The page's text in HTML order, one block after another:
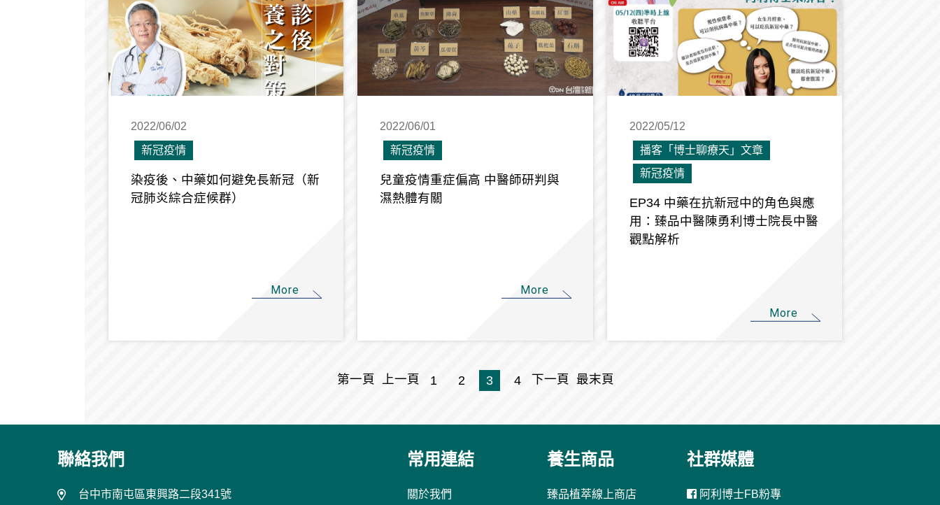
2022/06/02
新冠疫情
染疫後、中藥如何避免長新冠（新
冠肺炎綜合症候群）
More
2022/06/01
新冠疫情
兒童疫情重症偏高 中醫師研判與
濕熱體有關
More
2022/05/12
播客「博士聊療天」文章
新冠疫情
EP34 中藥在抗新冠中的角色與應
用：臻品中醫陳勇利博士院長中醫
觀點解析
More
第一頁 上一頁 1 2 3 4 下一頁 最末頁
聯絡我們
台中市南屯區東興路二段341號
常用連結
關於我們
養生商品
臻品植萃線上商店
社群媒體
阿利博士FB粉專